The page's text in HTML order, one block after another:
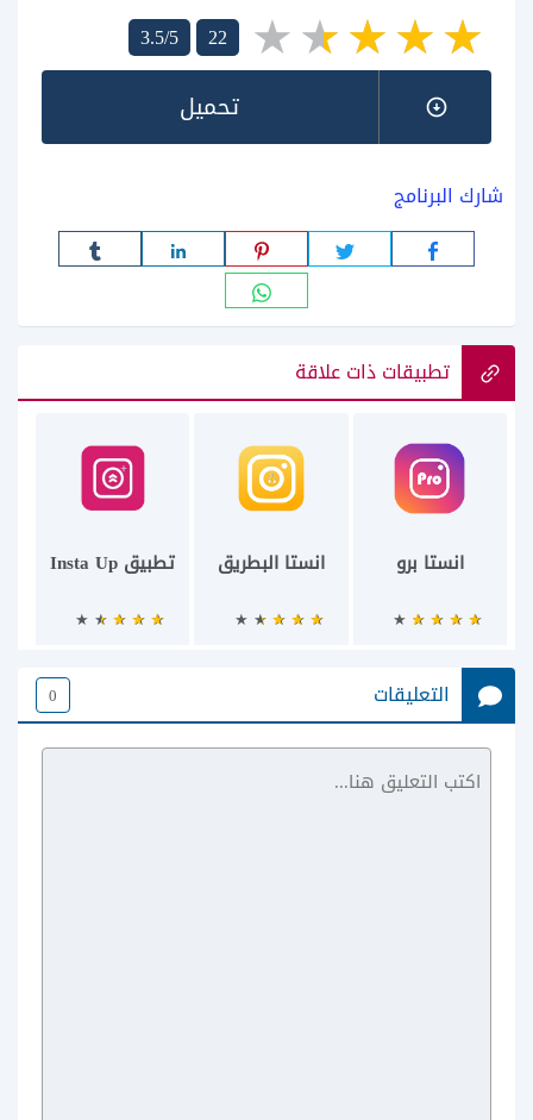
3.5/5 22
تحميل
شارك البرنامج
تطبيقات ذات علاقة
انستا برو انستا البطريق تطبيق Insta Up
Gold Instagram
التعليقات 0